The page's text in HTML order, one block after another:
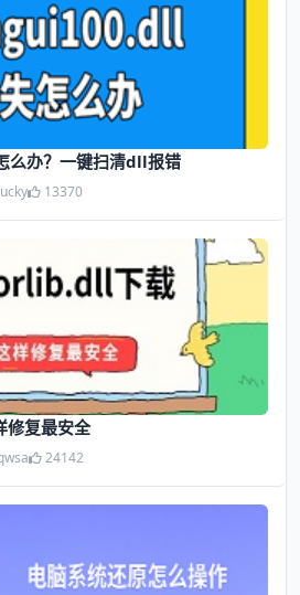
办？一键扫清dll报错
13370
复最安全
24142